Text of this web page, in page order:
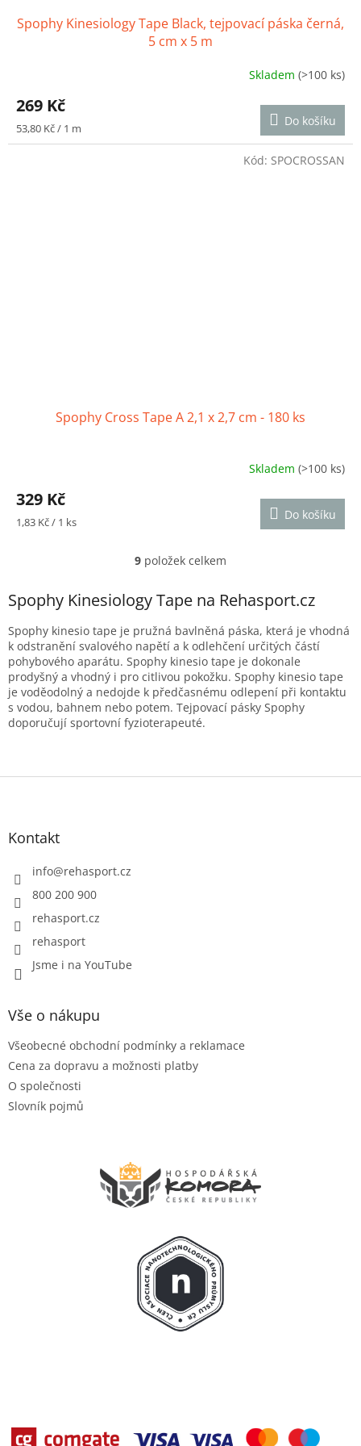
Spophy Kinesiology Tape Black, tejpovací páska černá,
5 cm x 5 m
produktu
je
4,7
Skladem(>100 ks)
269 Kč
Měrná
cena:
53,80 Kč / 1 m Do košíku
Spophy Cross Tape A 2,1 x 2,7 cm - 180 ks
produktu
je
4,6
Skladem(>100 ks)
329 Kč
Měrná
1,83 Kč / 1 ks Do košíku
Kód: SPOCROSSAN
O
l
á
d
a
c
í
p
r
v
ý
9 položek celkem
Spophy Kinesiology Tape na Rehasport.cz
Spophy kinesio tape je pružná bavlněná páska, která je vhodná
k odstranění svalového napětí a k odlehčení určitých částí
pohybového aparátu. Spophy kinesio tape je dokonale
prodyšný a vhodný i pro citlivou pokožku. Spophy kinesio tape
je voděodolný a nedojde k předčasnému odlepení při kontaktu
s vodou, bahnem nebo potem. Tejpovací pásky Spophy
doporučují sportovní fyzioterapeuté.
Z
Kontakt
info@rehasport.cz
800 200 900
rehasport.cz
rehasport
Jsme i na YouTube
Vše o nákupu
Všeobecné obchodní podmínky a reklamace
Cena za dopravu a možnosti platby
O společnosti
Slovník pojmů